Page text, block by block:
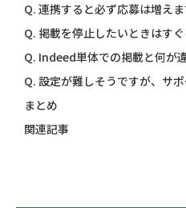
Q. 連携すると必ず応募は増えま
Q. 掲載を停止したいときはす
Q. Indeed単体での掲載と何が
Q. 設定が難しそうですが、サ
まとめ
関連記事